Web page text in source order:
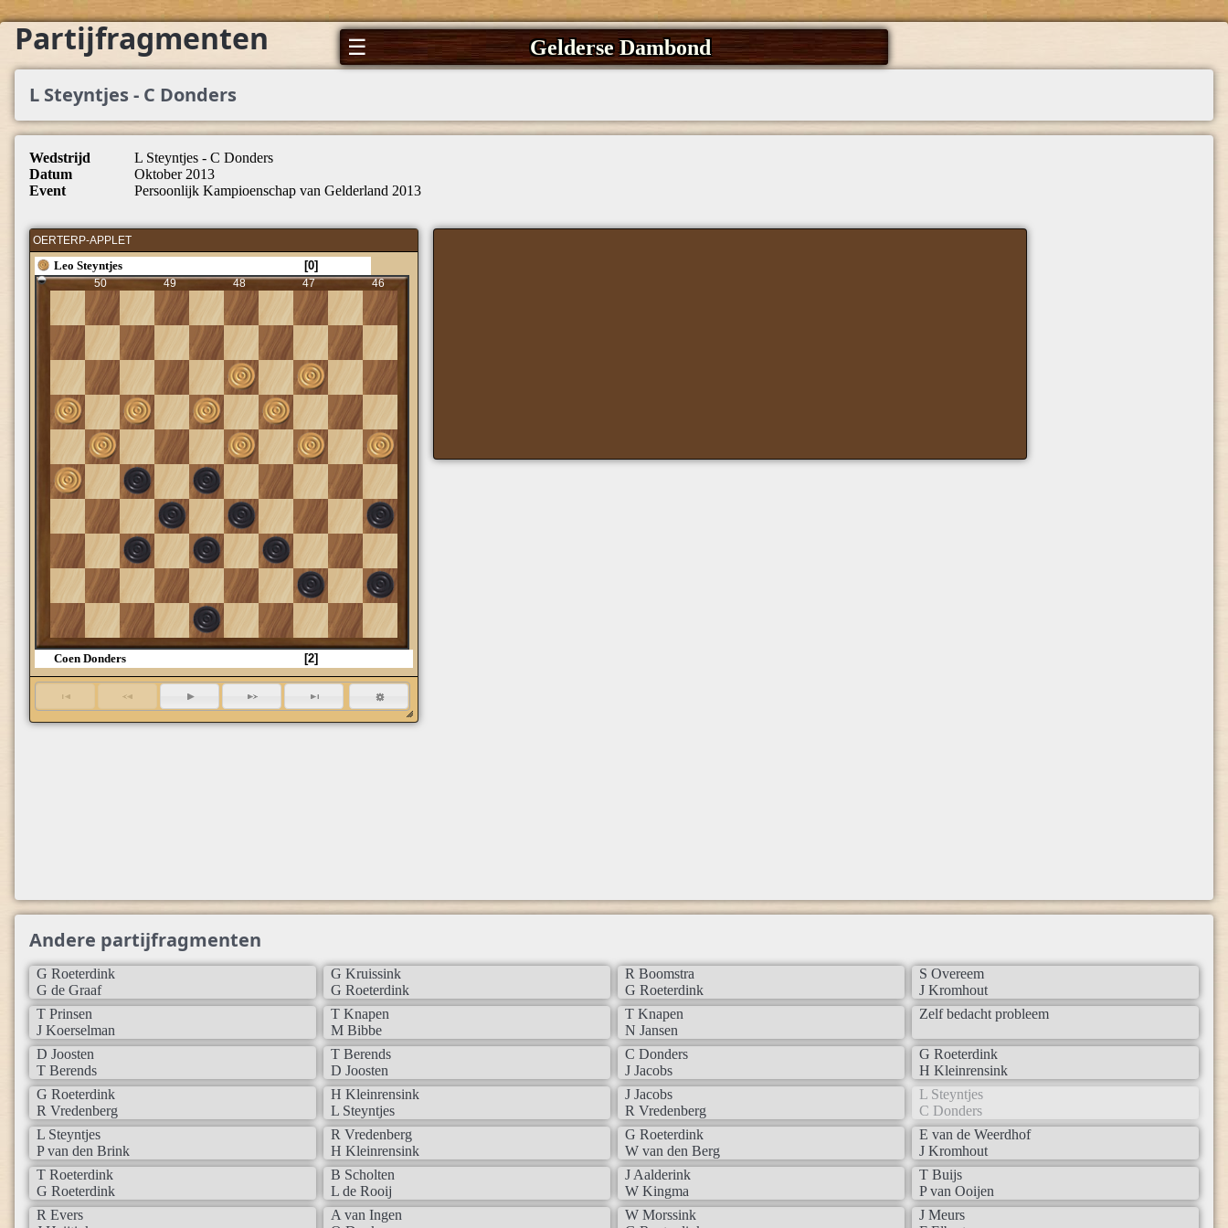
☰ Gelderse Dambond
Partijfragmenten
L Steyntjes - C Donders
Wedstrijd
L Steyntjes - C Donders
Datum
Oktober 2013
Event
Persoonlijk Kampioenschap van Gelderland 2013
OERTERP-APPLET
Leo Steyntjes [0]
50 49 48 47 46
45
35
25
15
5
Coen Donders [2]
Andere partijfragmenten
G Roeterdink
G de Graaf
G Kruissink
G Roeterdink
R Boomstra
G Roeterdink
S Overeem
J Kromhout
T Prinsen
J Koerselman
T Knapen
M Bibbe
T Knapen
N Jansen
Zelf bedacht probleem
D Joosten
T Berends
T Berends
D Joosten
C Donders
J Jacobs
G Roeterdink
H Kleinrensink
G Roeterdink
R Vredenberg
H Kleinrensink
L Steyntjes
J Jacobs
R Vredenberg
L Steyntjes
C Donders
L Steyntjes
P van den Brink
R Vredenberg
H Kleinrensink
G Roeterdink
W van den Berg
E van de Weerdhof
J Kromhout
T Roeterdink
G Roeterdink
B Scholten
L de Rooij
J Aalderink
W Kingma
T Buijs
P van Ooijen
R Evers
A van Ingen
W Morssink
J Meurs